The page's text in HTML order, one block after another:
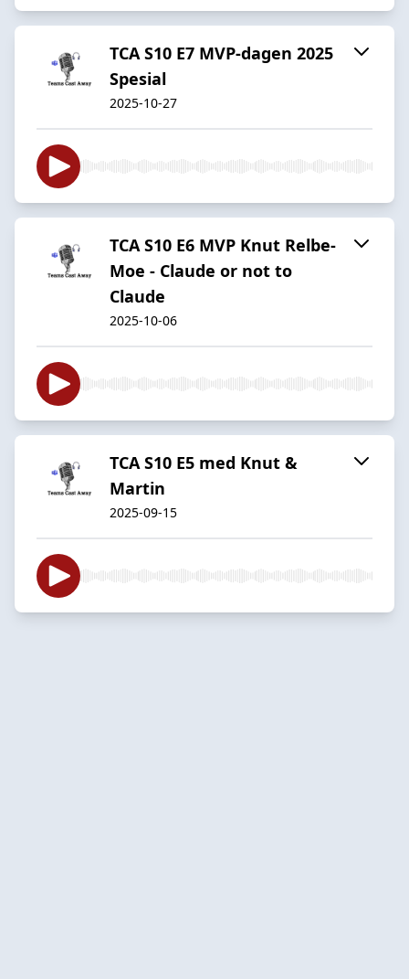
TCA S10 E7 MVP-dagen 2025
Spesial
2025-10-27
TCA S10 E6 MVP Knut Relbe-
Moe - Claude or not to
Claude
2025-10-06
TCA S10 E5 med Knut &
Martin
2025-09-15